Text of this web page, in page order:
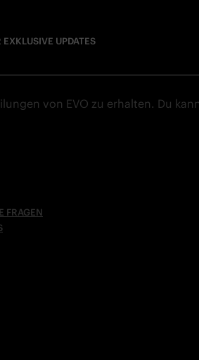
FRAGEN
UPDATES
von EVO zu erhalten. Du